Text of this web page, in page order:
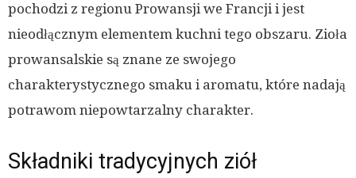
pochodzi z regionu Prowansji we Francji i jest
nieodłącznym elementem kuchni tego obszaru. Zioła
prowansalskie są znane ze swojego
charakterystycznego smaku i aromatu, które nadają
potrawom niepowtarzalny charakter.
Składniki tradycyjnych ziół